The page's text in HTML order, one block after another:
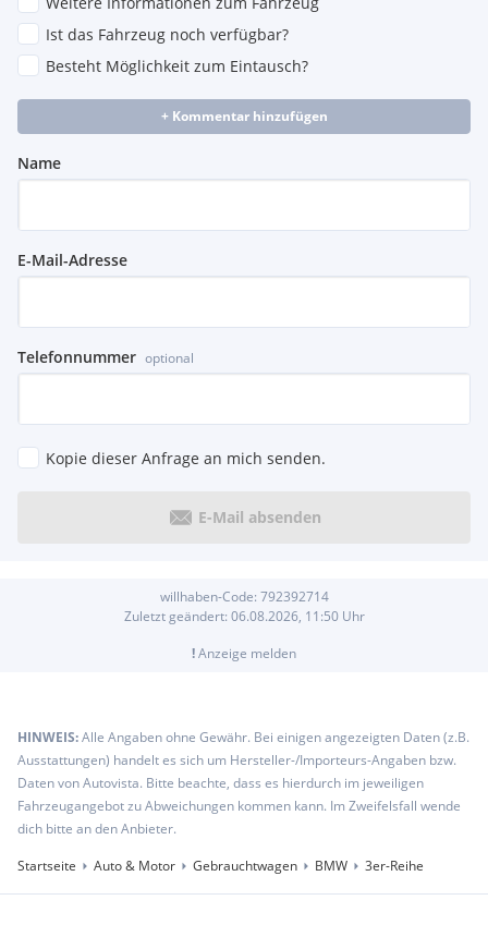
Ist das Fahrzeug noch verfügbar?
Besteht Möglichkeit zum Eintausch?
+ Kommentar hinzufügen
Name
E-Mail-Adresse
Telefonnummer optional
Kopie dieser Anfrage an mich senden.
E-Mail absenden
willhaben-Code: 792392714
Zuletzt geändert: 06.08.2026, 11:50Uhr
!Anzeige melden
HINWEIS:Alle Angaben ohne Gewähr. Bei einigen angezeigten Daten (z.B.
Ausstattungen) handelt es sich um Hersteller-/Importeurs-Angaben bzw.
Daten von Autovista. Bitte beachte, dass es hierdurch im jeweiligen
Fahrzeugangebot zu Abweichungen kommen kann. Im Zweifelsfall wende
dich bitte an den Anbieter.
Startseite
Auto & Motor Gebrauchtwagen BMW 3er-Reihe